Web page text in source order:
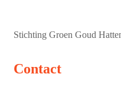
Stichting Groen Goud
Contact